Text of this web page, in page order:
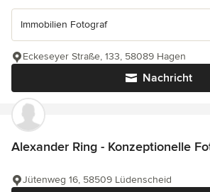
Immobilien Fotograf
Nachricht
Eckeseyer Straße, 133, 58089 Hagen
Alexander Ring - Konzeptionelle
Jütenweg 16, 58509 Lüdenscheid